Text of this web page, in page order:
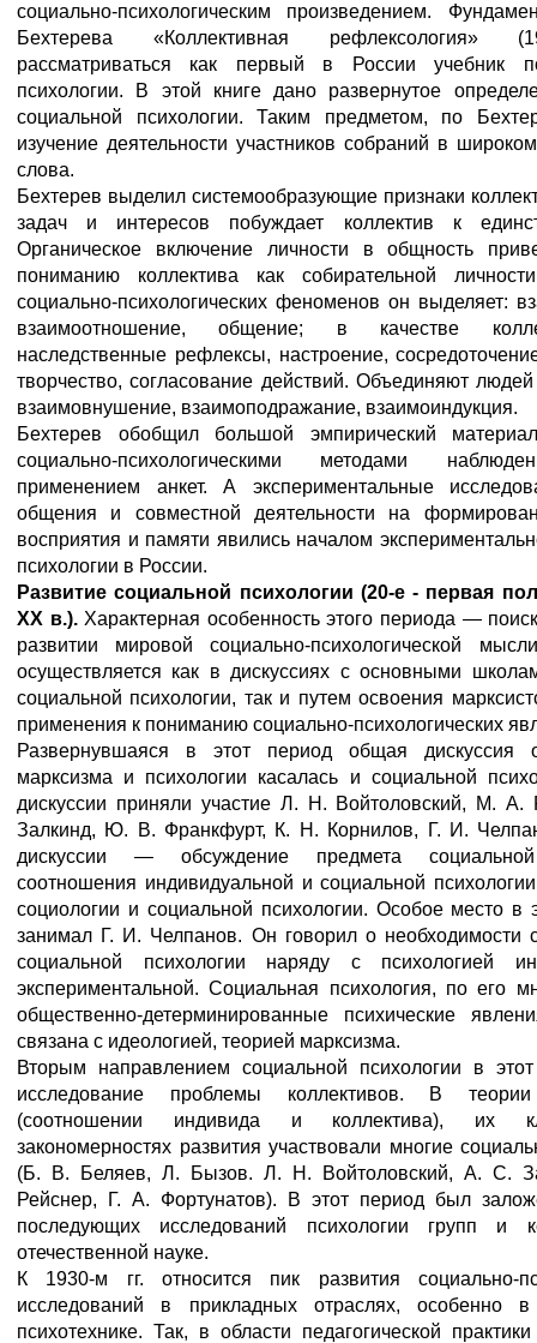
социально-психологическим произведением.
Бехтерева «Коллективная рефлексология»
рассматриваться как первый в России учебник
психологии. В этой книге дано развернутое
социальной психологии. Таким предметом, по
изучение деятельности участников собраний в
слова.
Бехтерев выделил системообразующие признаки
задач и интересов побуждает коллектив к
Органическое включение личности в общность
пониманию коллектива как собирательной
социально-психологических феноменов он выделяет:
взаимоотношение, общение; в качестве
наследственные рефлексы, настроение,
творчество, согласование действий. Объединяют
взаимовнушение, взаимоподражание, взаимоиндукция.
Бехтерев обобщил большой эмпирический
социально-психологическими методами
применением анкет. А экспериментальные
общения и совместной деятельности на
восприятия и памяти явились началом
психологии в России.
Развитие социальной психологии (20-е - первая
XX в.). Характерная особенность этого периода —
развитии мировой социально-психологической
осуществляется как в дискуссиях с основными
социальной психологии, так и путем освоения
применения к пониманию социально-психологических
Развернувшаяся в этот период общая дискуссия
марксизма и психологии касалась и социальной
дискуссии приняли участие Л. Н. Войтоловский, М.
Залкинд, Ю. В. Франкфурт, К. Н. Корнилов, Г. И.
дискуссии — обсуждение предмета социальной
соотношения индивидуальной и социальной
социологии и социальной психологии. Особое место в
занимал Г. И. Челпанов. Он говорил о необходимости
социальной психологии наряду с психологией
экспериментальной. Социальная психология, по его
общественно-детерминированные психические
связана с идеологией, теорией марксизма.
Вторым направлением социальной психологии в
исследование проблемы коллективов. В теории
(соотношении индивида и коллектива), их
закономерностях развития участвовали многие
(Б. В. Беляев, Л. Бызов. Л. Н. Войтоловский, А. С.
Рейснер, Г. А. Фортунатов). В этот период был
последующих исследований психологии групп и
отечественной науке.
К 1930-м гг. относится пик развития социально-
исследований в прикладных отраслях, особенно
психотехнике. Так, в области педагогической